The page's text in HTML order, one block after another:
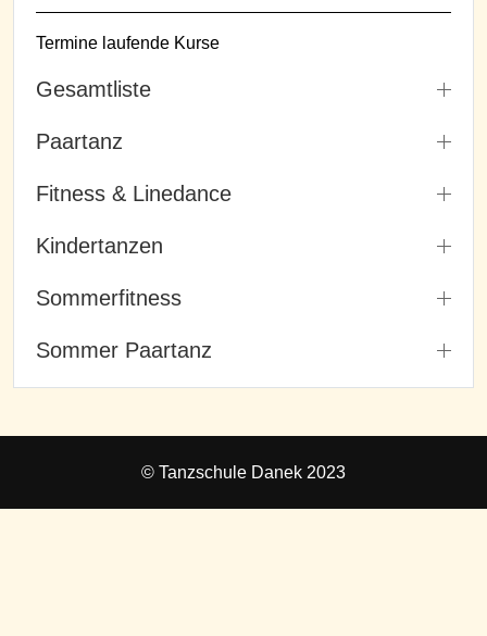
Termine laufende Kurse
Gesamtliste
Paartanz
Fitness & Linedance
Kindertanzen
Sommerfitness
Sommer Paartanz
© Tanzschule Danek 2023